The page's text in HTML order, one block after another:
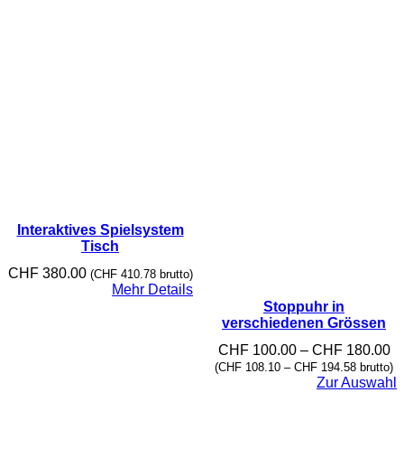
Interaktives Spielsystem
Tisch
CHF380.00 (CHF410.78brutto)
Mehr Details
Stoppuhr in
verschiedenen Grössen
CHF100.00 – CHF180.00
(CHF 108.10 – CHF 194.58 brutto)
Zur Auswahl